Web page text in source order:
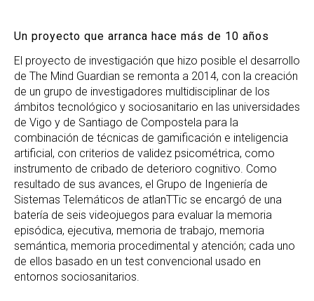
Un proyecto que arranca hace más de 10 años
El proyecto de investigación que hizo posible el desarrollo
de The Mind Guardian se remonta a 2014, con la creación
de un grupo de investigadores multidisciplinar de los
ámbitos tecnológico y sociosanitario en las universidades
de Vigo y de Santiago de Compostela para la
combinación de técnicas de gamificación e inteligencia
artificial, con criterios de validez psicométrica, como
instrumento de cribado de deterioro cognitivo. Como
resultado de sus avances, el Grupo de Ingeniería de
Sistemas Telemáticos de atlanTTic se encargó de una
batería de seis videojuegos para evaluar la memoria
episódica, ejecutiva, memoria de trabajo, memoria
semántica, memoria procedimental y atención; cada uno
de ellos basado en un test convencional usado en
entornos sociosanitarios.